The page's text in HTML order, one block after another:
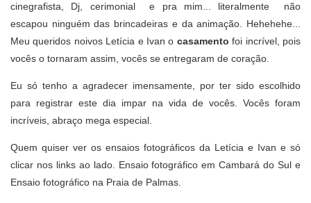
cinegrafista, Dj, cerimonial e pra mim... literalmente não
escapou ninguém das brincadeiras e da animação. Hehehehe...
Meu queridos noivos Letícia e Ivan o casamento foi incrível, pois
vocês o tornaram assim, vocês se entregaram de coração.
Eu só tenho a agradecer imensamente, por ter sido escolhido
para registrar este dia impar na vida de vocês. Vocês foram
incríveis, abraço mega especial.
Quem quiser ver os ensaios fotográficos da Letícia e Ivan e só
clicar nos links ao lado. Ensaio fotográfico em Cambará do Sul e
Ensaio fotográfico na Praia de Palmas